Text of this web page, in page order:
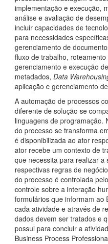
implementação e execução,
análise e avaliação de
incluir capacidades de
para necessidades
gerenciamento de
fluxo de trabalho,
gerenciamento e execução
metadados, Data
aplicação e gerenciamento
A automação de processos
diferente de solução se
linguagens de programação.
do processo se transforma
é disponibilizada ao ator
ator recebe um contexto de
que necessita para realizar a
respectivas regras de
do processo é controlada
controle sobre a interação
formulários que informam ao
cada atividade e através de
dados devem ser tratados e
possui para concluir a
Business Process